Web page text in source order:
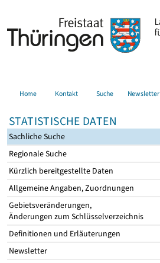
Home Kontakt Suche Newsletter
STATISTISCHE DATEN
Sachliche Suche
Regionale Suche
Kürzlich bereitgestellte Daten
Allgemeine Angaben, Zuordnungen
Gebietsveränderungen,
Änderungen zum Schlüsselverzeichnis
Definitionen und Erläuterungen
Newsletter